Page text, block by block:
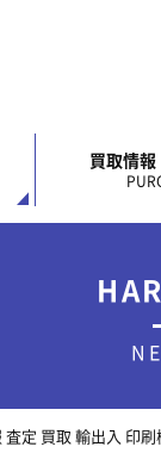
買取情
定 買取 輸出入 印